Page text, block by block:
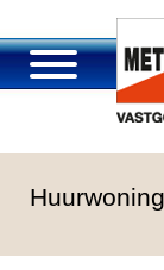
Portfolio